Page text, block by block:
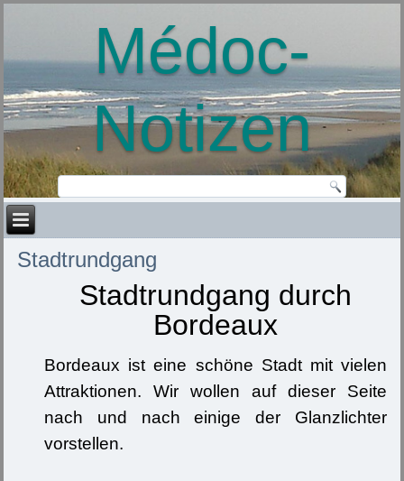
Médoc-
Notizen
Stadtrundgang
Stadtrundgang durch
Bordeaux
Bordeaux ist eine schöne Stadt mit vielen
Attraktionen. Wir wollen auf dieser Seite
nach und nach einige der Glanzlichter
vorstellen.